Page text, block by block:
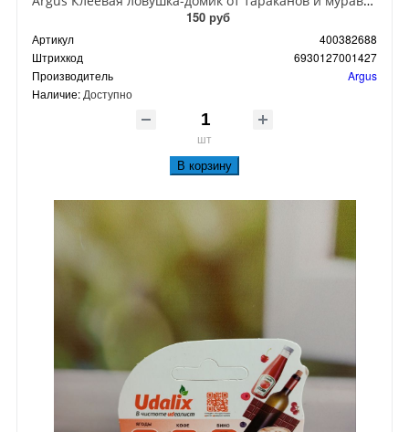
150 руб
Артикул
400382688
Штрихкод
6930127001427
Производитель
Argus
Наличие: Доступно
шт
В корзину